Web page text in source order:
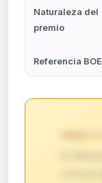
Naturaleza del
premio
Referencia BOE